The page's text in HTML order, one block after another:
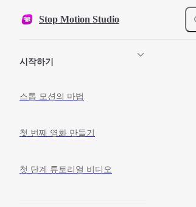
Skip to content
Stop Motion Studio
시작하기
스톱 모션의 마법
첫 번째 영화 만들기
첫 단계 튜토리얼 비디오